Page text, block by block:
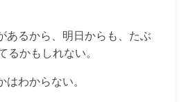
あるから、明日からも、たぶ
るかもしれない。
わからない。